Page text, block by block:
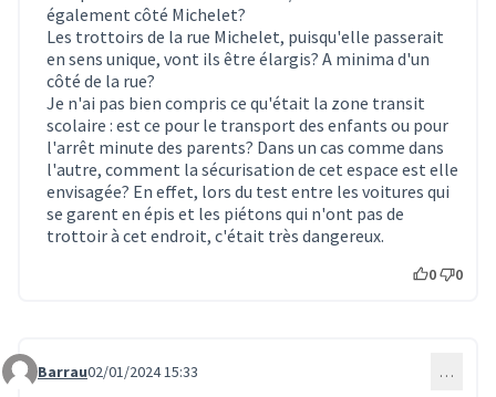
également côté Michelet?
Les trottoirs de la rue Michelet, puisqu'elle passerait
en sens unique, vont ils être élargis? A minima d'un
côté de la rue?
Je n'ai pas bien compris ce qu'était la zone transit
scolaire : est ce pour le transport des enfants ou pour
l'arrêt minute des parents? Dans un cas comme dans
l'autre, comment la sécurisation de cet espace est elle
envisagée? En effet, lors du test entre les voitures qui
se garent en épis et les piétons qui n'ont pas de
trottoir à cet endroit, c'était très dangereux.
0 0
Commentaire 291
Barrau02/01/2024 15:33 …